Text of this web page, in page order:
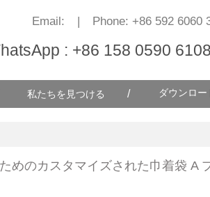
Email: | Phone: +86 592 6060
: +86 158 0590 6108
私たちを見つける / ダウンロー
めのカスタマイズされた巾着袋 A